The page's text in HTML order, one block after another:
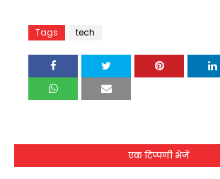
Tags tech
एक टिप्पणी भेजें